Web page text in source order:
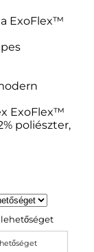
ExoFlex™
ExoFlex™
poliészter,
lehetőséget